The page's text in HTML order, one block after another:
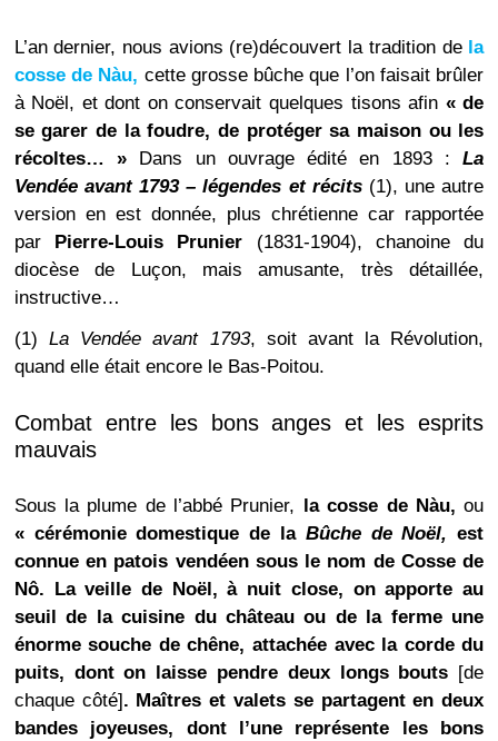
L’an dernier, nous avions (re)découvert la tradition de la
cosse de Nàu, cette grosse bûche que l’on faisait brûler
à Noël, et dont on conservait quelques tisons afin « de
se garer de la foudre, de protéger sa maison ou les
récoltes… » Dans un ouvrage édité en 1893 :La
Vendée avant 1793 – légendes et récits(1), une autre
version en est donnée, plus chrétienne car rapportée
par
Pierre-Louis Prunier (1831-1904), chanoine du
diocèse de Luçon, mais amusante, très détaillée,
instructive…
(1) La Vendée avant 1793, soit avant la Révolution,
quand elle était encore le Bas-Poitou.
Combat entre les bons anges et les esprits
mauvais
Sous la plume de l’abbé Prunier, la cosse de Nàu, ou
« cérémonie domestique de la Bûche de Noël, est
connue en patois vendéen sous le nom de Cosse de
Nô. La veille de Noël, à nuit close, on apporte au
seuil de la cuisine du château ou de la ferme une
énorme souche de chêne, attachée avec la corde du
puits, dont on laisse pendre deux longs bouts [de
chaque côté] . Maîtres et valets se partagent en deux
bandes joyeuses, dont l’une représente les bons